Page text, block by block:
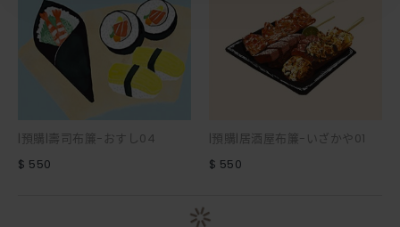
|預購|壽司布簾-おすし04
$ 550
|預購|居酒屋布簾-いざかや01
$ 550